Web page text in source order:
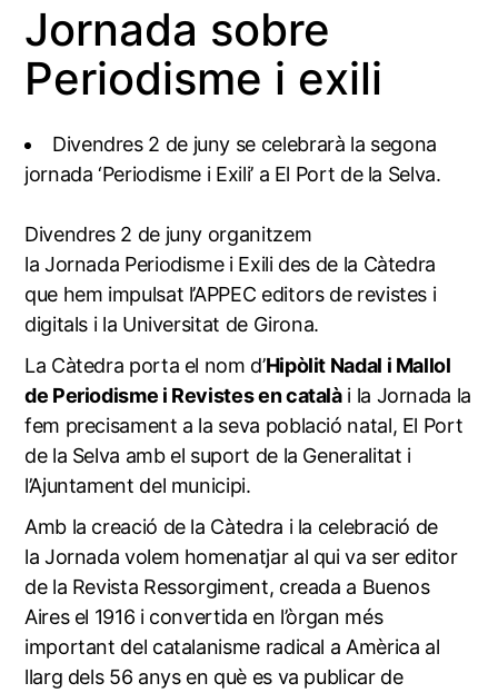
Jornada sobre
Periodisme i exili
Divendres 2 de juny se celebrarà la segona
jornada ‘Periodisme i Exili’ a El Port de la Selva.
Divendres 2 de juny organitzem
la Jornada Periodisme i Exili des de la Càtedra
que hem impulsat l’APPEC editors de revistes i
digitals i la Universitat de Girona.
La Càtedra porta el nom d’Hipòlit Nadal i Mallol
de Periodisme i Revistes en catalài la Jornada la
fem precisament a la seva població natal, El Port
de la Selva amb el suport de la Generalitat i
l’Ajuntament del municipi.
Amb la creació de la Càtedra i la celebració de
la Jornada volem homenatjar al qui va ser editor
de la Revista Ressorgiment, creada a Buenos
Aires el 1916 i convertida en l’òrgan més
important del catalanisme radical a Amèrica al
llarg dels 56 anys en què es va publicar de